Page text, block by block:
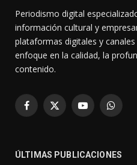
Periodismo digital
información cultural y
plataformas digitales y
enfoque en la calidad, la
contenido.
Facebook
X
YouTube
ÚLTIMAS PUBLICACIONES